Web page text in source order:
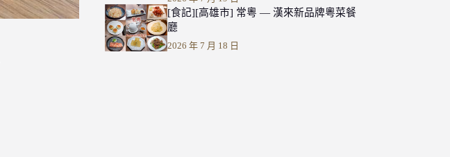
[食記][高雄市] 常粵 — 漢來新品牌粵菜餐
廳
2026 年 7 月 18 日